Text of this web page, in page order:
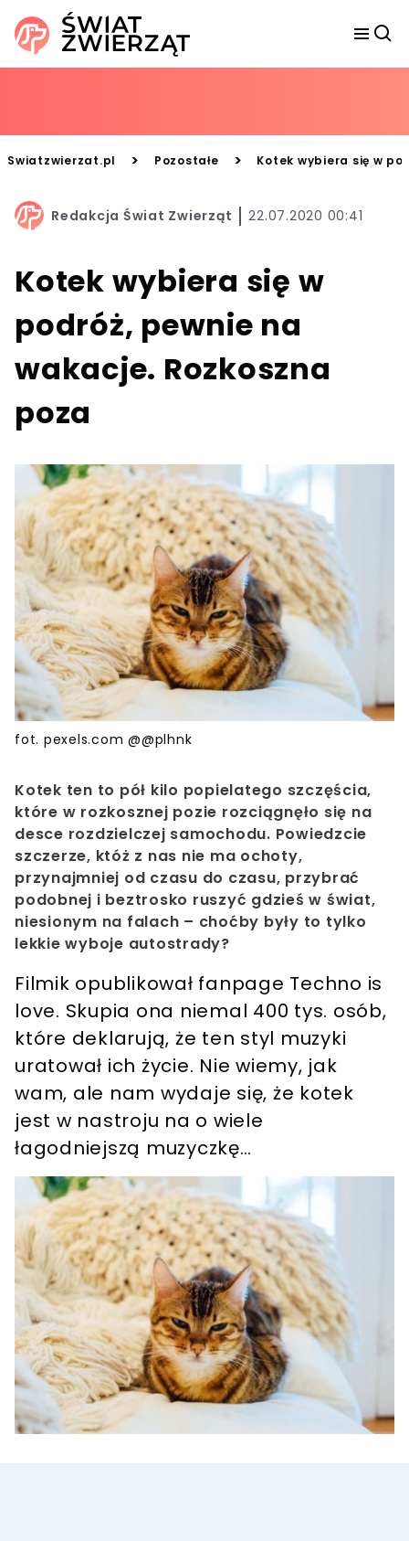
Swiatzwierzat.pl > Pozostałe > Kotek wybiera się w
Redakcja Świat Zwierząt 22.07.2020 00:41
Kotek wybiera się w
podróż, pewnie na
wakacje. Rozkoszna
poza
fot. pexels.com @@plhnk
Kotek ten to pół kilo popielatego szczęścia,
które w rozkosznej pozie rozciągnęło się na
desce rozdzielczej samochodu. Powiedzcie
szczerze, któż z nas nie ma ochoty,
przynajmniej od czasu do czasu, przybrać
podobnej i beztrosko ruszyć gdzieś w świat,
niesionym na falach – choćby były to tylko
lekkie wyboje autostrady?
Filmik opublikował fanpage Techno is
love. Skupia ona niemal 400 tys. osób,
które deklarują, że ten styl muzyki
uratował ich życie. Nie wiemy, jak
wam, ale nam wydaje się, że kotek
jest w nastroju na o wiele
łagodniejszą muzyczkę…